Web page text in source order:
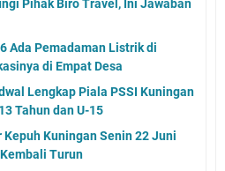
Pihak Biro Travel, Ini Jawaban
Ada Pemadaman Listrik di
di Empat Desa
Lengkap Piala PSSI Kuningan
Tahun dan U-15
Kepuh Kuningan Senin 22 Juni
Turun